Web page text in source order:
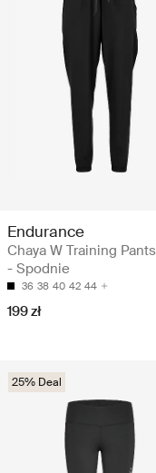
Endurance
Chaya W Training Pants
- Spodnie
36 38 40 42 44
199 zł
25% Deal